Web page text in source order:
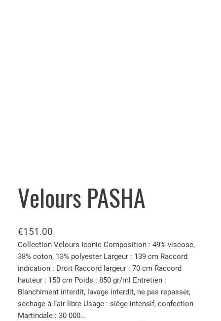
Velours PASHA
€151.00
Collection Velours Iconic Composition : 49% viscose,
38% coton, 13% polyester Largeur : 139 cm Raccord
indication : Droit Raccord largeur : 70 cm Raccord
hauteur : 150 cm Poids : 850 gr/ml Entretien :
Blanchiment interdit, lavage interdit, ne pas repasser,
séchage à l’air libre Usage : siège intensif, confection
Martindale : 30 000…